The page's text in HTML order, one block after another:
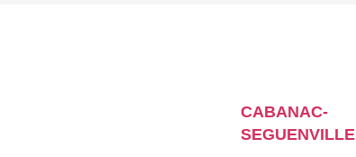
CABANAC-
SEGUENVILLE